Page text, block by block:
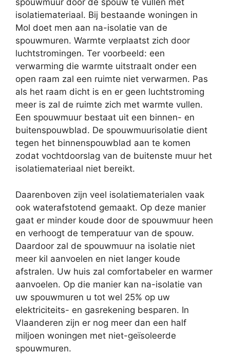
spouwmuur door de spouw te vullen met
isolatiemateriaal. Bij bestaande woningen in
Mol doet men aan na-isolatie van de
spouwmuren. Warmte verplaatst zich door
luchtstromingen. Ter voorbeeld: een
verwarming die warmte uitstraalt onder een
open raam zal een ruimte niet verwarmen. Pas
als het raam dicht is en er geen luchtstroming
meer is zal de ruimte zich met warmte vullen.
Een spouwmuur bestaat uit een binnen- en
buitenspouwblad. De spouwmuurisolatie dient
tegen het binnenspouwblad aan te komen
zodat vochtdoorslag van de buitenste muur het
isolatiemateriaal niet bereikt.
Daarenboven zijn veel isolatiematerialen vaak
ook waterafstotend gemaakt. Op deze manier
gaat er minder koude door de spouwmuur heen
en verhoogt de temperatuur van de spouw.
Daardoor zal de spouwmuur na isolatie niet
meer kil aanvoelen en niet langer koude
afstralen. Uw huis zal comfortabeler en warmer
aanvoelen. Op die manier kan na-isolatie van
uw spouwmuren u tot wel 25% op uw
elektriciteits- en gasrekening besparen. In
Vlaanderen zijn er nog meer dan een half
miljoen woningen met niet-geïsoleerde
spouwmuren.